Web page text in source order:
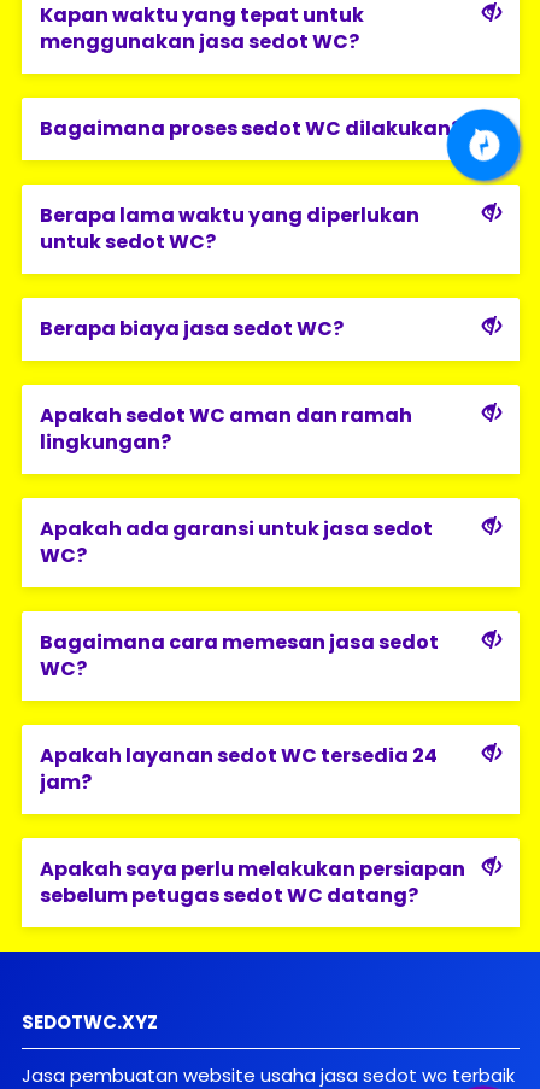
Kapan waktu yang tepat untuk
menggunakan jasa sedot WC?
Bagaimana proses sedot WC dilakukan?
Berapa lama waktu yang diperlukan
untuk sedot WC?
Berapa biaya jasa sedot WC?
Apakah sedot WC aman dan ramah
lingkungan?
Apakah ada garansi untuk jasa sedot
WC?
Bagaimana cara memesan jasa sedot
WC?
Apakah layanan sedot WC tersedia 24
jam?
Apakah saya perlu melakukan persiapan
sebelum petugas sedot WC datang?
SEDOTWC.XYZ
Jasa pembuatan website usaha jasa sedot wc terbaik